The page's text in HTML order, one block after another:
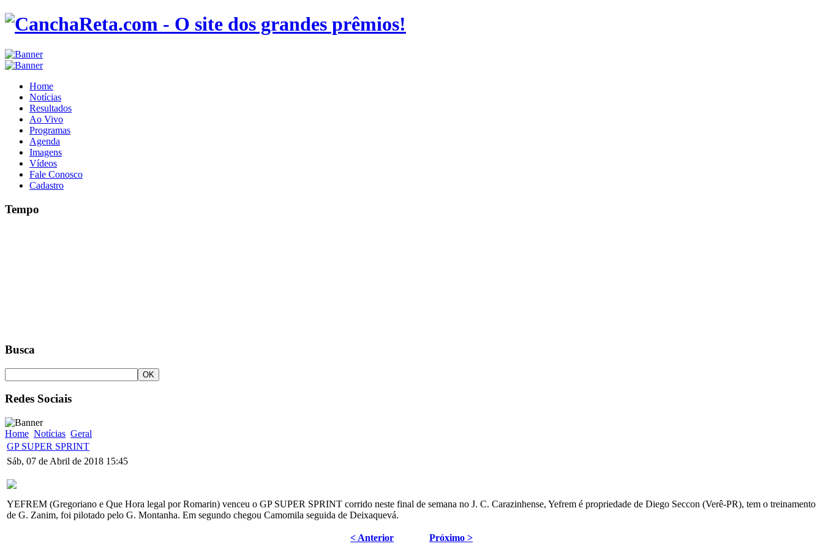
Home
Notícias
Resultados
Ao Vivo
Programas
Agenda
Imagens
Vídeos
Fale Conosco
Cadastro
Tempo
Busca
Redes Sociais
Home Notícias Geral
GP SUPER SPRINT
Sáb, 07 de Abril de 2018 15:45
YEFREM (Gregoriano e Que Hora legal por Romarin) venceu o GP SUPER SPRINT corrido neste final de semana no J. C. Carazinhense, Yefrem é propriedade de Diego Seccon (Verê-PR), tem o treinamento
de G. Zanim, foi pilotado pelo G. Montanha. Em segundo chegou Camomila seguida de Deixaquevá.
< Anterior Próximo >